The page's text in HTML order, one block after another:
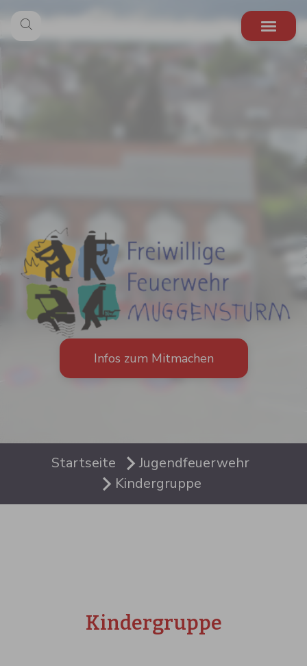
Zum Hauptinhalt springen
Aktuelles
News
Einsatzberichte
Infos zum Mitmachen
Startseite
Jugendfeuerwehr
Kindergruppe
Kindergruppe